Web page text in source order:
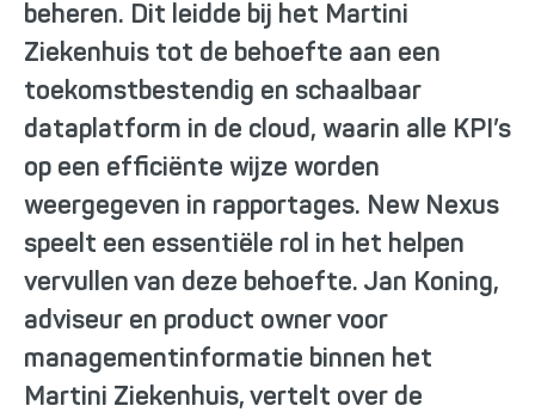
beheren. Dit leidde bij het Martini
Ziekenhuis tot de behoefte aan een
toekomstbestendig en schaalbaar
dataplatform in de cloud, waarin alle KPI’s
op een efficiënte wijze worden
weergegeven in rapportages. New Nexus
speelt een essentiële rol in het helpen
vervullen van deze behoefte. Jan Koning,
adviseur en product owner voor
managementinformatie binnen het
Martini Ziekenhuis, vertelt over de